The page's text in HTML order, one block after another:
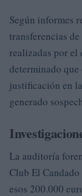
Según informes
transferencias
realizadas por el
determinado que
justificación en
generado
La auditoría
Club El
esos 200.000